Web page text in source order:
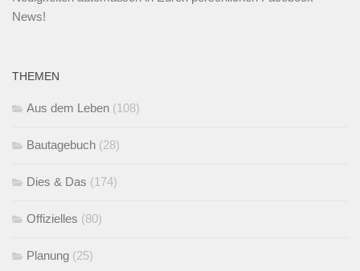
News!
THEMEN
Aus dem Leben (108)
Bautagebuch (28)
Dies & Das (174)
Offizielles (80)
Planung (25)